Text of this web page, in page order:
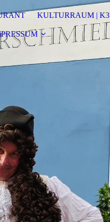
KULTURRAUM | K3